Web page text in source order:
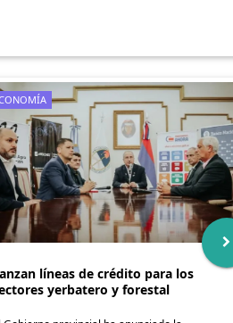
líneas de crédito para los
yerbatero y forestal